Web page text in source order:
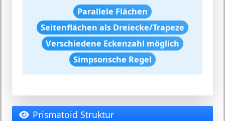
Parallele Flächen
Seitenflächen als Dreiecke/Trapeze
Verschiedene Eckenzahl möglich
Simpsonsche Regel
Prismatoid Struktur